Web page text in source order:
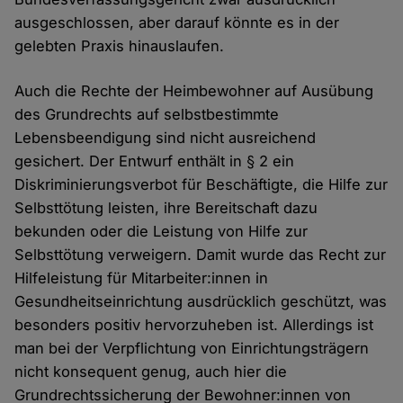
ausgeschlossen, aber darauf könnte es in der
gelebten Praxis hinauslaufen.
Auch die Rechte der Heimbewohner auf Ausübung
des Grundrechts auf selbstbestimmte
Lebensbeendigung sind nicht ausreichend
gesichert. Der Entwurf enthält in § 2 ein
Diskriminierungsverbot für Beschäftigte, die Hilfe zur
Selbsttötung leisten, ihre Bereitschaft dazu
bekunden oder die Leistung von Hilfe zur
Selbsttötung verweigern. Damit wurde das Recht zur
Hilfeleistung für Mitarbeiter:innen in
Gesundheitseinrichtung ausdrücklich geschützt, was
besonders positiv hervorzuheben ist. Allerdings ist
man bei der Verpflichtung von Einrichtungsträgern
nicht konsequent genug, auch hier die
Grundrechtssicherung der Bewohner:innen von